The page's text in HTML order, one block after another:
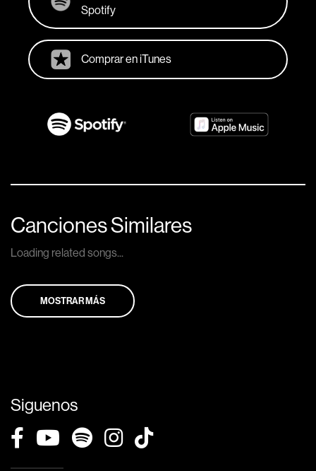
Spotify
Comprar en iTunes
Canciones Similares
Loading related songs...
MOSTRAR MÁS
Siguenos